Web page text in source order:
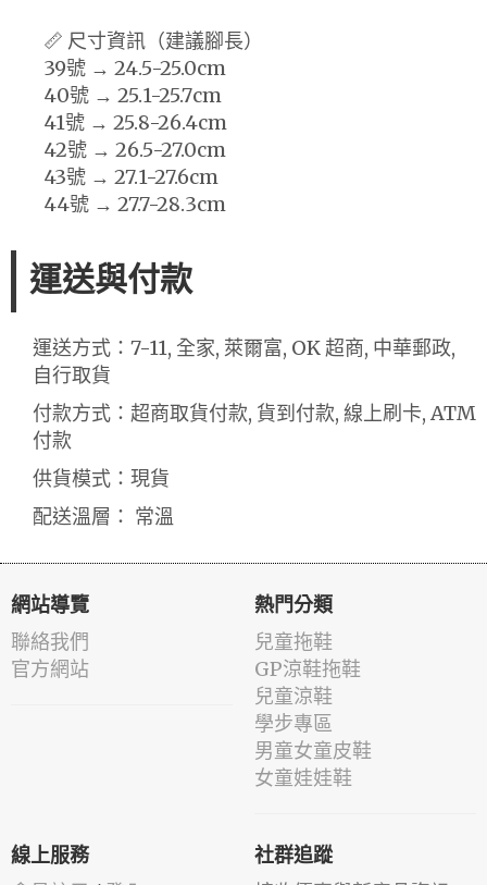
📏 尺寸資訊（建議腳長）
39號 → 24.5-25.0cm
40號 → 25.1-25.7cm
41號 → 25.8-26.4cm
42號 → 26.5-27.0cm
43號 → 27.1-27.6cm
44號 → 27.7-28.3cm
運送與付款
運送方式：7-11, 全家, 萊爾富, OK 超商, 中華郵政,
自行取貨
付款方式：超商取貨付款, 貨到付款, 線上刷卡, ATM
付款
供貨模式：現貨
配送溫層： 常溫
網站導覽
聯絡我們
官方網站
熱門分類
兒童拖鞋
GP涼鞋拖鞋
兒童涼鞋
學步專區
男童女童皮鞋
女童娃娃鞋
線上服務 社群追蹤